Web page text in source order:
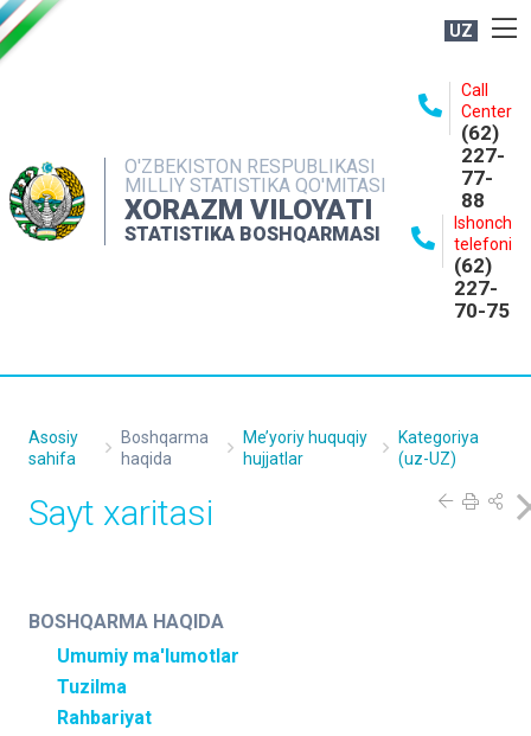
UZ
O'ZBEKISTON RESPUBLIKASI
MILLIY STATISTIKA QO'MITASI
XORAZM VILOYATI
STATISTIKA BOSHQARMASI
Call
Center
(62)
227-
77-
88
Ishonch
telefoni
(62)
227-
70-75
NASHRLAR
INTERAKTIV XIZMATLAR
MATBUOT XIZMATI
Asosiy
sahifa
Boshqarma
haqida
Me’yoriy huquqiy
hujjatlar
Kategoriya
(uz-UZ)
Sayt xaritasi
BOSHQARMA HAQIDA
Umumiy ma'lumotlar
Tuzilma
Rahbariyat